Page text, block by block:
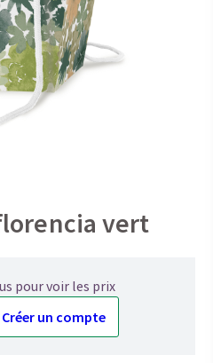
vert
pour voir les prix
un compte